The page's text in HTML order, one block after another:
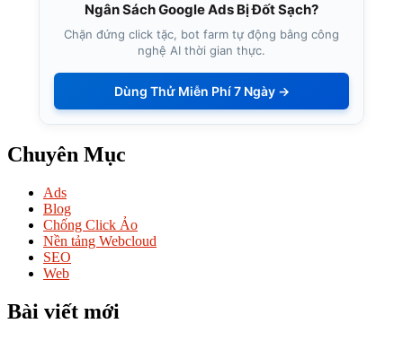
Ngân Sách Google Ads Bị Đốt Sạch?
Chặn đứng click tặc, bot farm tự động bằng công
nghệ AI thời gian thực.
Dùng Thử Miễn Phí 7 Ngày →
Chuyên Mục
Ads
Blog
Chống Click Ảo
Nền tảng Webcloud
SEO
Web
Bài viết mới